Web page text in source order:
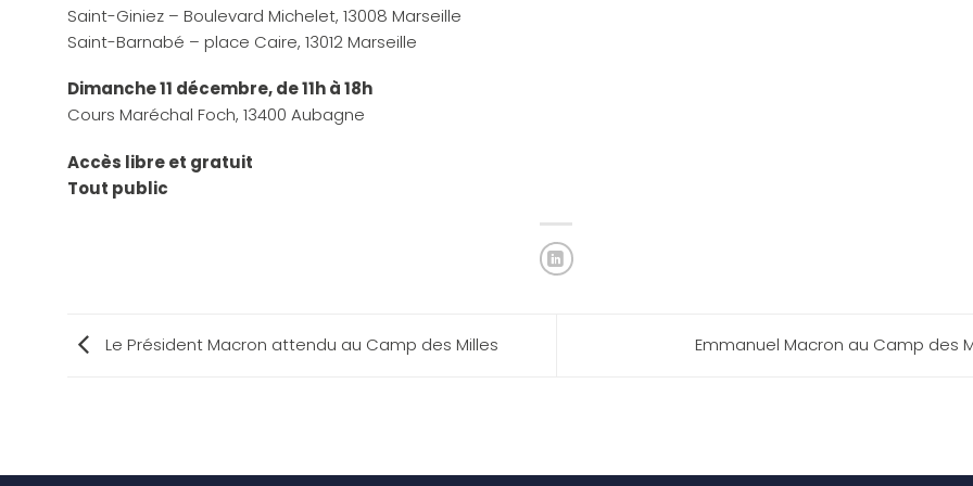
Saint-Giniez – Boulevard Michelet, 13008 Marseille
Saint-Barnabé – place Caire, 13012 Marseille
Dimanche 11 décembre, de 11h à 18h
Cours Maréchal Foch, 13400 Aubagne
Accès libre et gratuit
Tout public
Le Président Macron attendu au Camp des Milles Emmanuel Macron au Camp des